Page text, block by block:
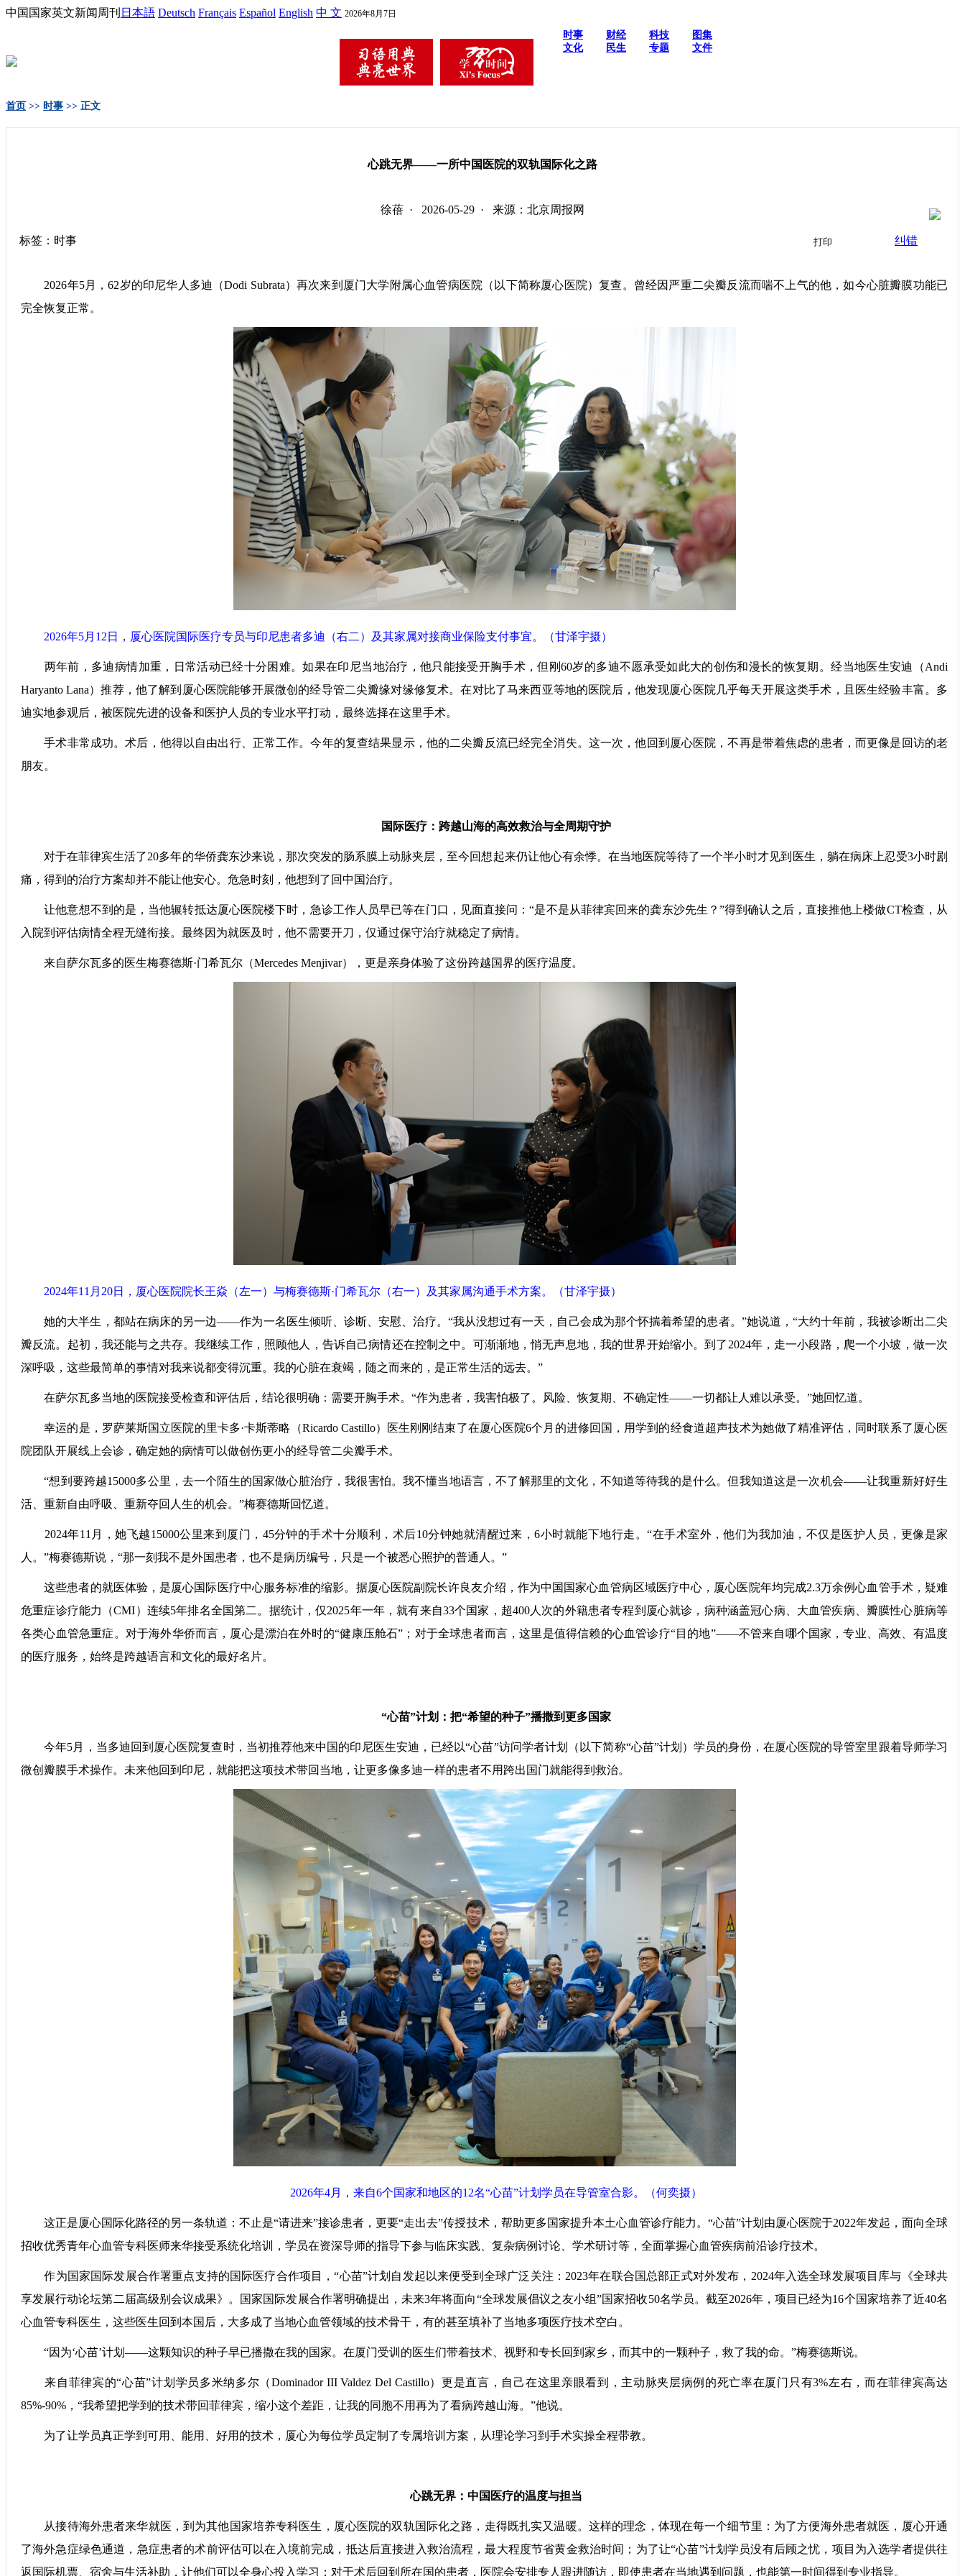
中国国家英文新闻周刊 日本語 Deutsch Français Español English 中 文 2026年8月7日
时事 财经 科技
图集
文化
民生 专题 文件
首页 >> 时事 >> 正文
心跳无界——一所中国医院的双轨国际化之路
徐蓓 · 2026-05-29 · 来源：北京周报网
标签：时事 打印 纠错
2026年5月，62岁的印尼华人多迪（Dodi Subrata）再次来到厦门大学附属心血管病医院（以下简称厦心医院）复查。曾经因严重二尖瓣反流而喘不上气的他，如今心脏瓣膜功能已
完全恢复正常。
2026年5月12日，厦心医院国际医疗专员与印尼患者多迪（右二）及其家属对接商业保险支付事宜。（甘泽宇摄）
两年前，多迪病情加重，日常活动已经十分困难。如果在印尼当地治疗，他只能接受开胸手术，但刚60岁的多迪不愿承受如此大的创伤和漫长的恢复期。经当地医生安迪（Andi
Haryanto Lana）推荐，他了解到厦心医院能够开展微创的经导管二尖瓣缘对缘修复术。在对比了马来西亚等地的医院后，他发现厦心医院几乎每天开展这类手术，且医生经验丰富。多
迪实地参观后，被医院先进的设备和医护人员的专业水平打动，最终选择在这里手术。
手术非常成功。术后，他得以自由出行、正常工作。今年的复查结果显示，他的二尖瓣反流已经完全消失。这一次，他回到厦心医院，不再是带着焦虑的患者，而更像是回访的老
朋友。
国际医疗：跨越山海的高效救治与全周期守护
对于在菲律宾生活了20多年的华侨龚东沙来说，那次突发的肠系膜上动脉夹层，至今回想起来仍让他心有余悸。在当地医院等待了一个半小时才见到医生，躺在病床上忍受3小时剧
痛，得到的治疗方案却并不能让他安心。危急时刻，他想到了回中国治疗。
让他意想不到的是，当他辗转抵达厦心医院楼下时，急诊工作人员早已等在门口，见面直接问：“是不是从菲律宾回来的龚东沙先生？”得到确认之后，直接推他上楼做CT检查，从
入院到评估病情全程无缝衔接。最终因为就医及时，他不需要开刀，仅通过保守治疗就稳定了病情。
来自萨尔瓦多的医生梅赛德斯·门希瓦尔（Mercedes Menjivar），更是亲身体验了这份跨越国界的医疗温度。
2024年11月20日，厦心医院院长王焱（左一）与梅赛德斯·门希瓦尔（右一）及其家属沟通手术方案。（甘泽宇摄）
她的大半生，都站在病床的另一边——作为一名医生倾听、诊断、安慰、治疗。“我从没想过有一天，自己会成为那个怀揣着希望的患者。”她说道，“大约十年前，我被诊断出二尖
瓣反流。起初，我还能与之共存。我继续工作，照顾他人，告诉自己病情还在控制之中。可渐渐地，悄无声息地，我的世界开始缩小。到了2024年，走一小段路，爬一个小坡，做一次
深呼吸，这些最简单的事情对我来说都变得沉重。我的心脏在衰竭，随之而来的，是正常生活的远去。”
在萨尔瓦多当地的医院接受检查和评估后，结论很明确：需要开胸手术。“作为患者，我害怕极了。风险、恢复期、不确定性——一切都让人难以承受。”她回忆道。
幸运的是，罗萨莱斯国立医院的里卡多·卡斯蒂略（Ricardo Castillo）医生刚刚结束了在厦心医院6个月的进修回国，用学到的经食道超声技术为她做了精准评估，同时联系了厦心医
院团队开展线上会诊，确定她的病情可以做创伤更小的经导管二尖瓣手术。
“想到要跨越15000多公里，去一个陌生的国家做心脏治疗，我很害怕。我不懂当地语言，不了解那里的文化，不知道等待我的是什么。但我知道这是一次机会——让我重新好好生
活、重新自由呼吸、重新夺回人生的机会。”梅赛德斯回忆道。
2024年11月，她飞越15000公里来到厦门，45分钟的手术十分顺利，术后10分钟她就清醒过来，6小时就能下地行走。“在手术室外，他们为我加油，不仅是医护人员，更像是家
人。”梅赛德斯说，“那一刻我不是外国患者，也不是病历编号，只是一个被悉心照护的普通人。”
这些患者的就医体验，是厦心国际医疗中心服务标准的缩影。据厦心医院副院长许良友介绍，作为中国国家心血管病区域医疗中心，厦心医院年均完成2.3万余例心血管手术，疑难
危重症诊疗能力（CMI）连续5年排名全国第二。据统计，仅2025年一年，就有来自33个国家，超400人次的外籍患者专程到厦心就诊，病种涵盖冠心病、大血管疾病、瓣膜性心脏病等
各类心血管急重症。对于海外华侨而言，厦心是漂泊在外时的“健康压舱石”；对于全球患者而言，这里是值得信赖的心血管诊疗“目的地”——不管来自哪个国家，专业、高效、有温度
的医疗服务，始终是跨越语言和文化的最好名片。
“心苗”计划：把“希望的种子”播撒到更多国家
今年5月，当多迪回到厦心医院复查时，当初推荐他来中国的印尼医生安迪，已经以“心苗”访问学者计划（以下简称“心苗”计划）学员的身份，在厦心医院的导管室里跟着导师学习
微创瓣膜手术操作。未来他回到印尼，就能把这项技术带回当地，让更多像多迪一样的患者不用跨出国门就能得到救治。
2026年4月，来自6个国家和地区的12名“心苗”计划学员在导管室合影。（何奕摄）
这正是厦心国际化路径的另一条轨道：不止是“请进来”接诊患者，更要“走出去”传授技术，帮助更多国家提升本土心血管诊疗能力。“心苗”计划由厦心医院于2022年发起，面向全球
招收优秀青年心血管专科医师来华接受系统化培训，学员在资深导师的指导下参与临床实践、复杂病例讨论、学术研讨等，全面掌握心血管疾病前沿诊疗技术。
作为国家国际发展合作署重点支持的国际医疗合作项目，“心苗”计划自发起以来便受到全球广泛关注：2023年在联合国总部正式对外发布，2024年入选全球发展项目库与《全球共
享发展行动论坛第二届高级别会议成果》。国家国际发展合作署明确提出，未来3年将面向“全球发展倡议之友小组”国家招收50名学员。截至2026年，项目已经为16个国家培养了近40名
心血管专科医生，这些医生回到本国后，大多成了当地心血管领域的技术骨干，有的甚至填补了当地多项医疗技术空白。
“因为‘心苗’计划——这颗知识的种子早已播撒在我的国家。在厦门受训的医生们带着技术、视野和专长回到家乡，而其中的一颗种子，救了我的命。”梅赛德斯说。
来自菲律宾的“心苗”计划学员多米纳多尔（Dominador III Valdez Del Castillo）更是直言，自己在这里亲眼看到，主动脉夹层病例的死亡率在厦门只有3%左右，而在菲律宾高达
85%-90%，“我希望把学到的技术带回菲律宾，缩小这个差距，让我的同胞不用再为了看病跨越山海。”他说。
为了让学员真正学到可用、能用、好用的技术，厦心为每位学员定制了专属培训方案，从理论学习到手术实操全程带教。
心跳无界：中国医疗的温度与担当
从接待海外患者来华就医，到为其他国家培养专科医生，厦心医院的双轨国际化之路，走得既扎实又温暖。这样的理念，体现在每一个细节里：为了方便海外患者就医，厦心开通
了海外急症绿色通道，急症患者的术前评估可以在入境前完成，抵达后直接进入救治流程，最大程度节省黄金救治时间；为了让“心苗”计划学员没有后顾之忧，项目为入选学者提供往
返国际机票、宿舍与生活补助，让他们可以全身心投入学习；对于术后回到所在国的患者，医院会安排专人跟进随访，即使患者在当地遇到问题，也能第一时间得到专业指导。